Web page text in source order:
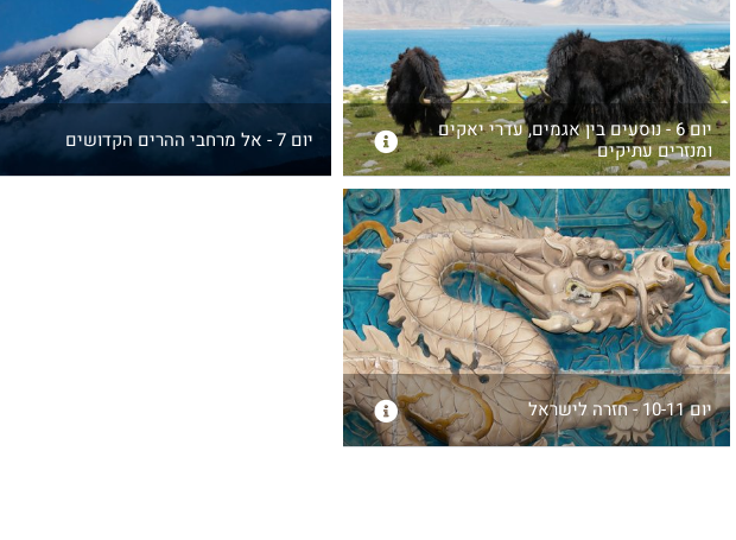
יום 6 - נוסעים בין אגמים, עדרי יאקים
ומנזרים עתיקים
יום 7 - אל מרחבי ההרים הקדושים
יום 10-11 - חזרה לישראל